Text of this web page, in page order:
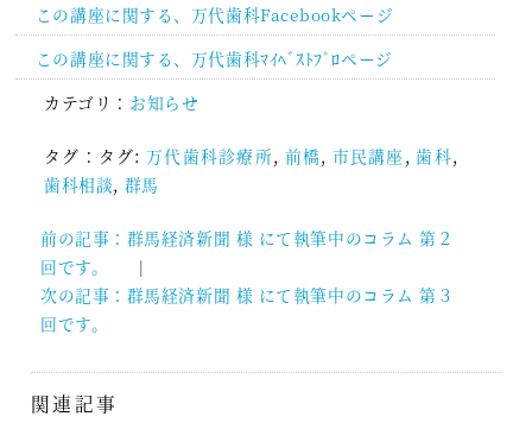
この講座に関する、万代歯科Facebookページ
この講座に関する、万代歯科ﾏｲﾍﾞｽﾄﾌﾟﾛページ
カテゴリ： お知らせ
タグ：タグ:万代歯科診療所, 前橋, 市民講座 ,歯科,
歯科相談, 群馬
投
稿
ナ
ビ
シ
前の記事：群馬経済新聞 様 にて執筆中のコラム 第２
回です。
次の記事：群馬経済新聞 様 にて執筆中のコラム 第３
回です。
関連記事